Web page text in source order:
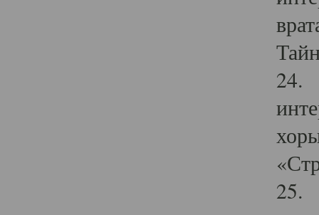
24.
25.